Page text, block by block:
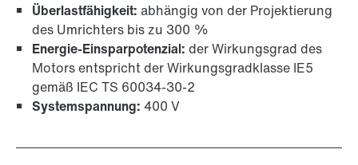
Überlastfähigkeit: abhängig von der Projektierung
des Umrichters bis zu 300 %
Energie-Einsparpotenzial: der Wirkungsgrad des
Motors entspricht der Wirkungsgradklasse IE5
gemäß IEC TS 60034-30-2
Systemspannung: 400 V